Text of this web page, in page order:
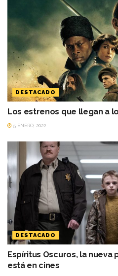
DESTACADO
Los estrenos que llegan a
5 ENERO, 2022
DESTACADO
Espíritus Oscuros, la
está en cines